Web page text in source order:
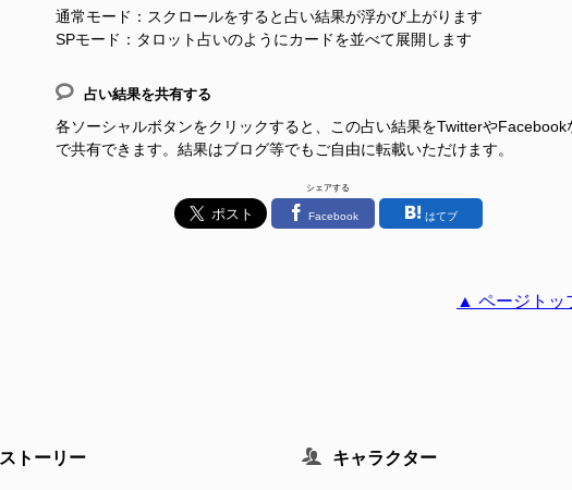
通常モード：スクロールをすると占い結果が浮かび上がります
SPモード：タロット占いのようにカードを並べて展開します
占い結果を共有する
各ソーシャルボタンをクリックすると、この占い結果をTwitterやFacebook
で共有できます。結果はブログ等でもご自由に転載いただけます。
シェアする
Facebook はてブ
▲ ページトッ
ストーリー キャラクター